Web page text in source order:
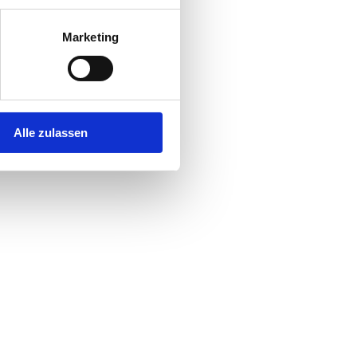
Marketing
Alle zulassen